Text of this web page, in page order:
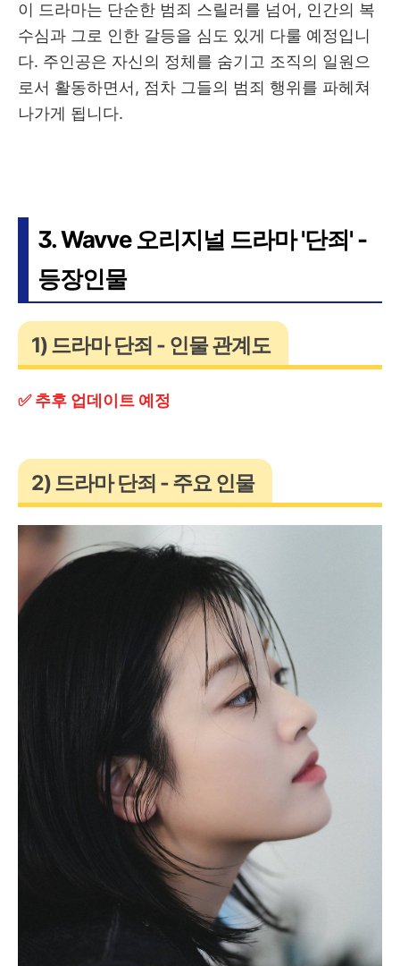
이 드라마는 단순한 범죄 스릴러를 넘어, 인간의 복
수심과 그로 인한 갈등을 심도 있게 다룰 예정입니
다. 주인공은 자신의 정체를 숨기고 조직의 일원으
로서 활동하면서, 점차 그들의 범죄 행위를 파헤쳐
나가게 됩니다.
3. Wavve 오리지널 드라마 '단죄' -
등장인물
1) 드라마 단죄 - 인물 관계도
✅ 추후 업데이트 예정
2) 드라마 단죄 - 주요 인물